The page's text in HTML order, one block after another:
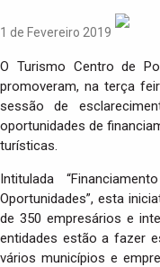
1 de Fevereiro 2019
O Turismo Centro de
promoveram, na terça
sessão de
oportunidades de
turísticas.
Intitulada
Oportunidades”, esta
de 350 empresários e
entidades estão a fazer
vários municípios e